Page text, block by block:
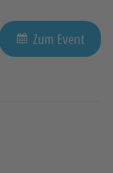
Zum Event